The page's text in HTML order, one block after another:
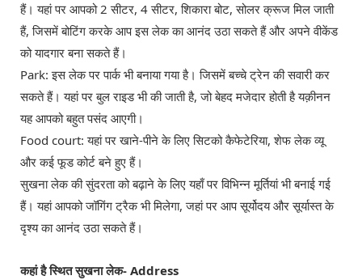
हैं। यहां पर आपको 2 सीटर, 4 सीटर, शिकारा बोट, सोलर क्रूज मिल जाती
हैं, जिसमें बोटिंग करके आप इस लेक का आनंद उठा सकते हैं और अपने वीकेंड
को यादगार बना सकते हैं।
Park: इस लेक पर पार्क भी बनाया गया है। जिसमें बच्चे ट्रेन की सवारी कर
सकते हैं। यहां पर बुल राइड भी की जाती है, जो बेहद मजेदार होती है यक़ीनन
यह आपको बहुत पसंद आएगी।
Food court: यहां पर खाने-पीने के लिए सिटको कैफेटेरिया, शेफ लेक व्यू
और कई फूड कोर्ट बने हुए हैं।
सुखना लेक की सुंदरता को बढ़ाने के लिए यहाँ पर विभिन्न मूर्तियां भी बनाई गई
हैं। यहां आपको जॉगिंग ट्रैक भी मिलेगा, जहां पर आप सूर्योदय और सूर्यास्त के
दृश्य का आनंद उठा सकते हैं।
कहां है स्थित सुखना लेक- Address